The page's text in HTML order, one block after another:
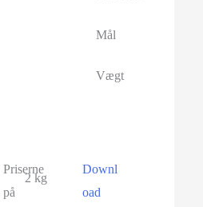
Mål
Vægt
2 kg
Priserne
på
Downl
oad